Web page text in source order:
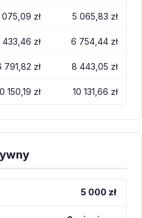
075,09 zł 5 065,83 zł
433,46 zł 6 754,44 zł
791,82 zł 8 443,05 zł
150,19 zł 10 131,66 zł
5 000 zł